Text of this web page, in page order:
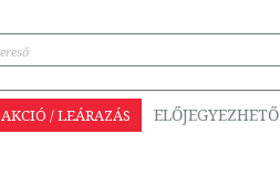
AKCIÓ / LEÁRAZÁS ELŐJEGYEZHETŐ